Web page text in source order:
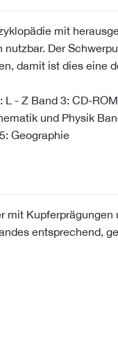
mit
Der
damit ist dies eine
L - Z Band 3: CD-ROM
und Physik
Geographie
mit
entsprechend,